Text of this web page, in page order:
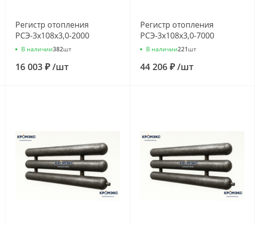
Регистр отопления
РСЭ-3x108x3,0-2000
В наличии382шт
16 003 ₽/шт
Регистр отопления
РСЭ-3x108x3,0-7000
В наличии221шт
44 206 ₽/шт